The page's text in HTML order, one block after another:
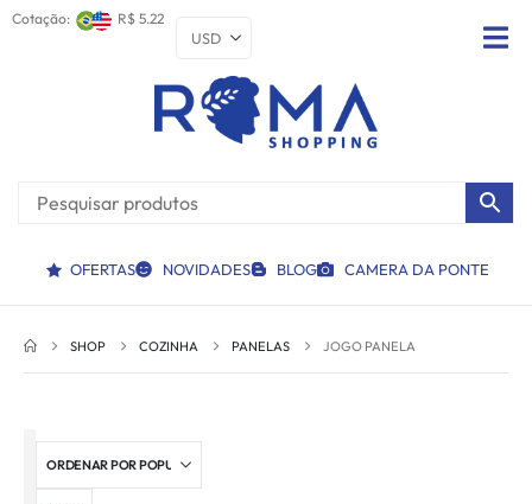
Cotação: R$ 5.22
OFERTAS NOVIDADES BLOG CAMERA DA PONTE
SHOP COZINHA PANELAS JOGO PANELA